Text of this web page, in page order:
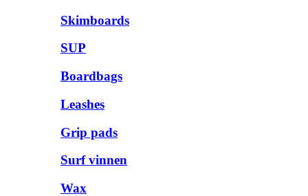
Skimboards
SUP
Boardbags
Leashes
Grip pads
Surf vinnen
Wax